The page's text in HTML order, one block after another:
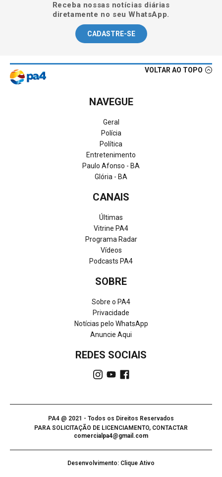
Receba nossas notícias diárias
diretamente no seu WhatsApp.
CADASTRE-SE
VOLTAR AO TOPO
NAVEGUE
Geral
Polícia
Política
Entretenimento
Paulo Afonso - BA
Glória - BA
CANAIS
Últimas
Vitrine PA4
Programa Radar
Vídeos
Podcasts PA4
SOBRE
Sobre o PA4
Privacidade
Notícias pelo WhatsApp
Anuncie Aqui
REDES SOCIAIS
PA4 @ 2021 - Todos os Direitos Reservados
PARA SOLICITAÇÃO DE LICENCIAMENTO, CONTACTAR
comercialpa4@gmail.com
Desenvolvimento: Clique Ativo